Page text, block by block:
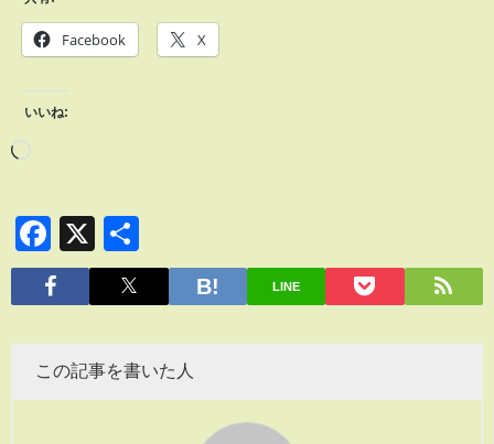
Facebook X
いいね:
Facebook
X
有
LINE
この記事を書いた人